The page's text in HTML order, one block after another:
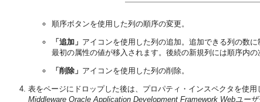
順序ボタンを使用した列の順序の変更。
「追加」 アイコンを使用した列の追加。追加できる列の数
最初の属性の値が移入されます。後続の新規列には順序内
「削除」 アイコンを使用した列の削除。
表をページにドロップした後は、プロパティ・インスペクタを使
Middleware Oracle Application Development Framework Webユー